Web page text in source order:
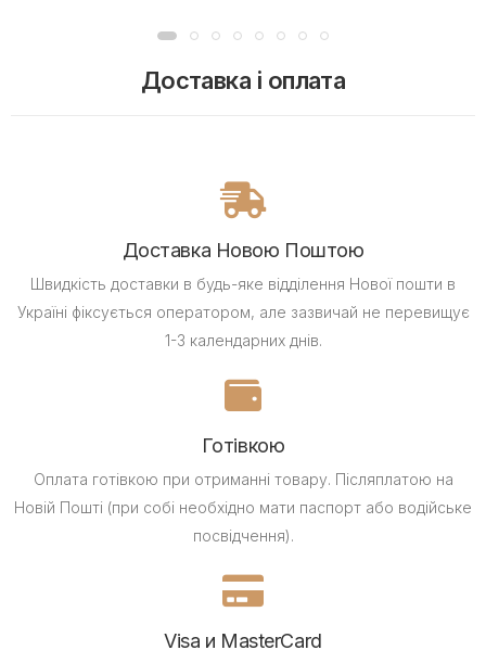
Доставка і оплата
Доставка Новою Поштою
Швидкість доставки в будь-яке відділення Нової пошти в
Україні фіксується оператором, але зазвичай не перевищує
1-3 календарних днів.
Готівкою
Оплата готівкою при отриманні товару. Післяплатою на
Новій Пошті (при собі необхідно мати паспорт або водійське
посвідчення).
Visa и MasterCard